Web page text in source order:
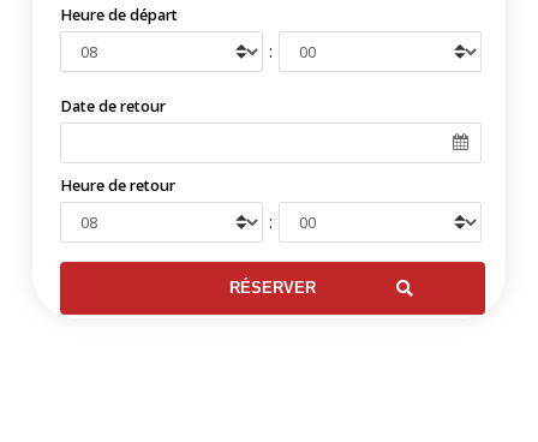
Heure de départ
:
Date de retour
Heure de retour
: